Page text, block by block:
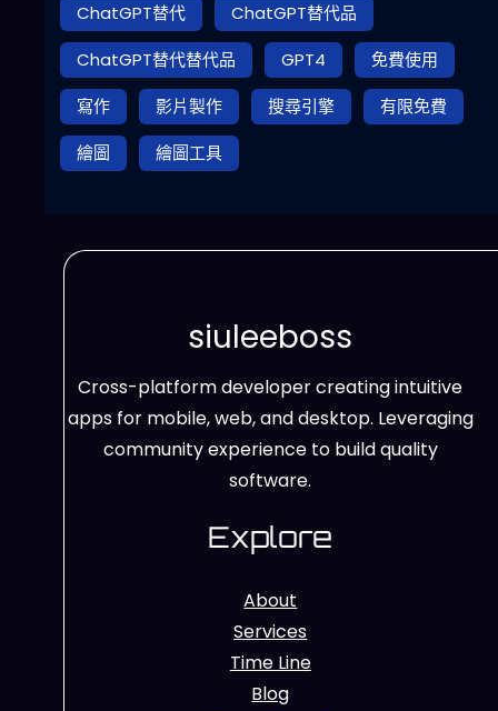
ChatGPT替代
ChatGPT替代品
ChatGPT替代替代品
GPT4
免費使用
寫作
影片製作 搜尋引擎
有限免費
繪圖
繪圖工具
siuleeboss
Cross-platform developer creating intuitive
apps for mobile, web, and desktop. Leveraging
community experience to build quality
software.
Explore
About
Services
Time Line
Blog